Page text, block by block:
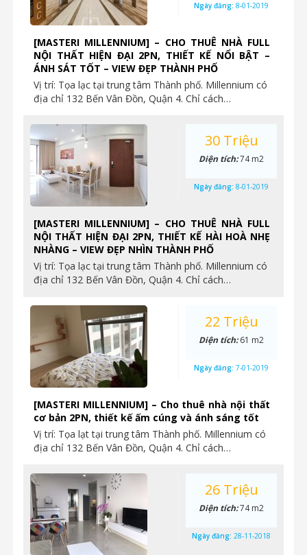
[MASTERI MILLENNIUM] – CHO THUÊ NHÀ FULL
NỘI THẤT HIỆN ĐẠI 2PN, THIẾT KẾ NỔI BẬT –
ÁNH SÁT TỐT – VIEW ĐẸP THÀNH PHỐ
Vị trí: Tọa lạc tại trung tâm Thành phố. Millennium có
địa chỉ 132 Bến Vân Đồn, Quận 4. Chỉ cách…
Ngày đăng: 8-01-2019
[MASTERI MILLENNIUM] – CHO THUÊ NHÀ FULL
NỘI THẤT HIỆN ĐẠI 2PN, THIẾT KẾ HÀI HOÀ NHẸ
NHÀNG – VIEW ĐẸP NHÌN THÀNH PHỐ
Vị trí: Tọa lạc tại trung tâm Thành phố. Millennium có
địa chỉ 132 Bến Vân Đồn, Quận 4. Chỉ cách…
30 Triệu
Diện tích:74 m2
Ngày đăng: 8-01-2019
[MASTERI MILLENNIUM] – Cho thuê nhà nội thất
cơ bản 2PN, thiết kế ấm cúng và ánh sáng tốt
Vị trí: Tọa lạt tại trung tâm Thành phố. Millennium có
địa chỉ 132 Bến Vân Đồn, Quận 4. Chỉ cách…
22 Triệu
Diện tích:61 m2
Ngày đăng: 7-01-2019
26 Triệu
Diện tích:74 m2
Ngày đăng: 28-11-2018